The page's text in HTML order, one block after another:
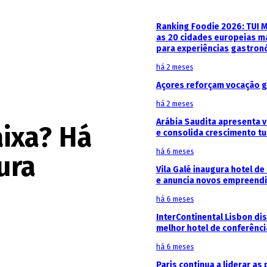
Há
Ranking Foodie 2026: TUI
as 20 cidades europeias
para experiências
há 2 meses
Açores reforçam vocação
há 2 meses
Arábia Saudita apresenta
e consolida crescimento
há 6 meses
Vila Galé inaugura hotel de
e anuncia novos
há 6 meses
InterContinental Lisbon
melhor hotel de
há 6 meses
Paris continua a liderar as